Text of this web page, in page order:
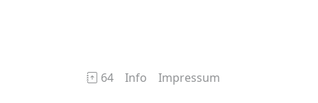
64 Info Impressum